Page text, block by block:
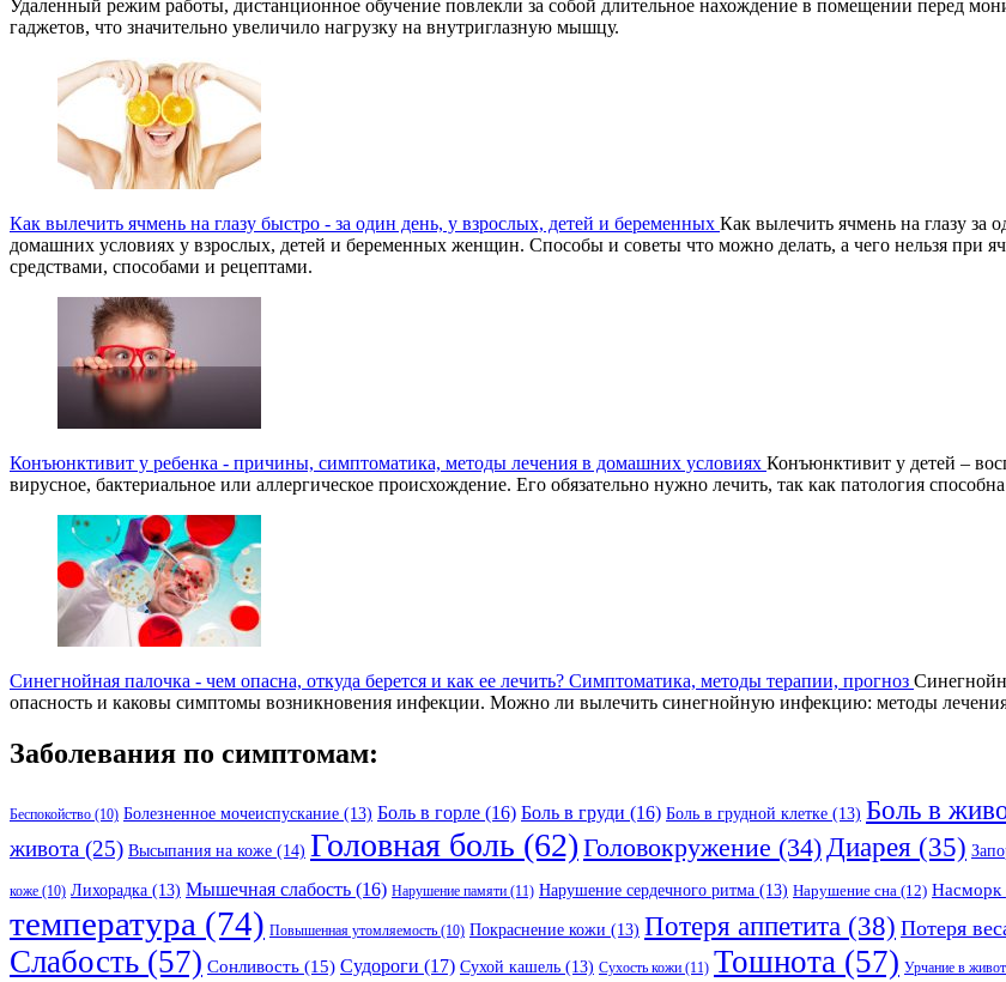
Удаленный режим работы, дистанционное обучение повлекли за собой длительное нахождение в помещении перед
гаджетов, что значительно увеличило нагрузку на внутриглазную мышцу.
Как вылечить ячмень на глазу быстро - за один день, у взрослых, детей и беременных Как вылечить ячмень на глазу за
домашних условиях у взрослых, детей и беременных женщин. Способы и советы что можно делать, а чего нельзя при
средствами, способами и рецептами.
Конъюнктивит у ребенка - причины, симптоматика, методы лечения в домашних условиях Конъюнктивит у детей –
вирусное, бактериальное или аллергическое происхождение. Его обязательно нужно лечить, так как патология
Синегнойная палочка - чем опасна, откуда берется и как ее лечить? Симптоматика, методы терапии, прогноз
опасность и каковы симптомы возникновения инфекции. Можно ли вылечить синегнойную инфекцию: методы
Заболевания по симптомам:
Беспокойство (10) Болезненное мочеиспускание (13) Боль в горле (16) Боль в груди (16) Боль в грудной клетке (13) Боль в
живота (25) Высыпания на коже (14) Головная боль (62) Головокружение (34) Диарея (35)
коже (10) Лихорадка (13) Мышечная слабость (16) Нарушение памяти (11) Нарушение сердечного ритма (13) Нарушение сна (12) Насморк
температура (74) Повышенная утомляемость (10) Покраснение кожи (13) Потеря аппетита (38) Потеря
Слабость (57) Сонливость (15) Судороги (17) Сухой кашель (13) Сухость кожи (11) Тошнота (57) Урчание в